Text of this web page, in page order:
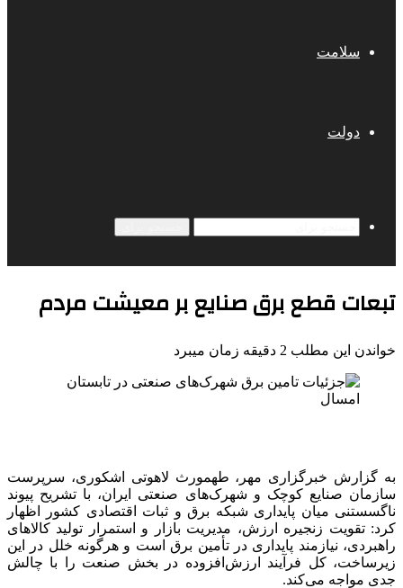
سلامت
دولت
تبعات قطع برق صنایع بر معیشت مردم
خواندن این مطلب 2 دقیقه زمان میبرد
به گزارش خبرگزاری مهر، طهمورث لاهوتی اشکوری، سرپرست
سازمان صنایع کوچک و شهرک‌های صنعتی ایران، با تشریح پیوند
ناگسستنی میان پایداری شبکه برق و ثبات اقتصادی کشور اظهار
کرد: تقویت زنجیره ارزش، مدیریت بازار و استمرار تولید کالاهای
راهبردی، نیازمند پایداری در تأمین برق است و هرگونه خلل در این
زیرساخت، کل فرآیند ارزش‌افزوده در بخش صنعت را با چالش
جدی مواجه می‌کند.